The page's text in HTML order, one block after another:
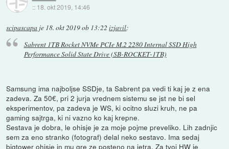
:: 18. okt 2019, 14:46
scipascapa je 18. okt 2019 ob 13:22 izjavil:
Sabrent 1TB Rocket NVMe PCIe M.2 2280 Internal SSD High
Performance Solid State Drive (SB-ROCKET-1TB)
Samsung ima najboljse SSDje, ta Sabrent pa vedi ti kaj je z ena
zadeva. Za 50€, pri 2 jurja vrednem sistemu se jst ne bi sel
eksperimentov, pa zadeva je WS, ki ocitno sluzi kruh, ne pa
gaming sajtrga, ki ni vazno ko kaj krepne.
Sestava je dobra, le ohisje je za moje pojme preveliko. Lih zadnjic
sem za eno stranko (fotograf) delal neko sestavo. Ima sedaj
bigtower ohisje in mu gre ze posteno na jetra. Za tvoj HW je